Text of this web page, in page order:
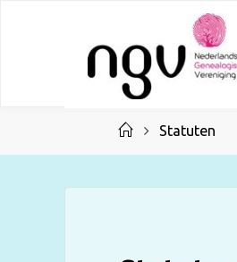
HomeStatuten